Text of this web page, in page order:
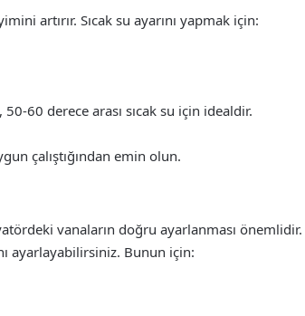
artırır. Sıcak su ayarını yapmak için:
60 derece arası sıcak su için idealdir.
çalıştığından emin olun.
vanaların doğru ayarlanması önemlidir.
ayarlayabilirsiniz. Bunun için: